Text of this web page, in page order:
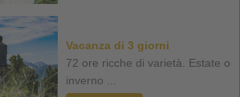
Vacanza di 3 giorni
72 ore ricche di varietà. Estate o
inverno ...